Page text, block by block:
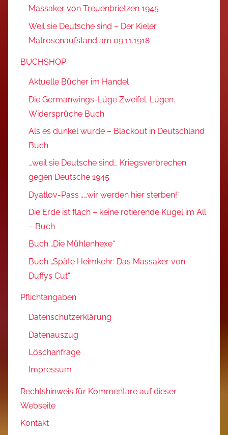
Massaker von Treuenbrietzen 1945
Weil sie Deutsche sind – Der Kieler
Matrosenaufstand am 09.11.1918
BUCHSHOP
Aktuelle Bücher im Handel
Die Germanwings-Lüge Zweifel. Lügen.
Widersprüche Buch
Als es dunkel wurde – Blackout in Deutschland
Buch
…weil sie Deutsche sind… Kriegsverbrechen
gegen Deutsche 1945
Dyatlov-Pass „…wir werden hier sterben!“
Die Erde ist flach – keine rotierende Kugel im All
– Buch
Buch „Die Mühlenhexe“
Buch „Späte Heimkehr: Das Massaker von
Duffys Cut“
Pflichtangaben
Datenschutzerklärung
Datenauszug
Löschanfrage
Impressum
Rechtshinweis für Kommentare auf dieser
Webseite
Kontakt